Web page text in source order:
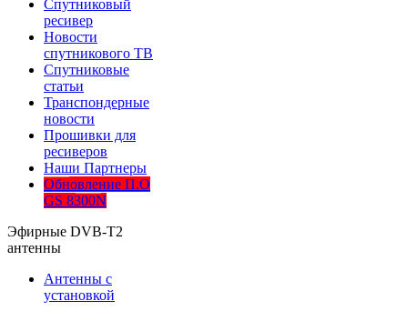
Спутниковый
ресивер
Новости
спутникового ТВ
Спутниковые
статьи
Транспондерные
новости
Прошивки для
ресиверов
Наши Партнеры
Обновление П.О
GS 8300N
Эфирные DVB-T2
антенны
Антенны с
установкой